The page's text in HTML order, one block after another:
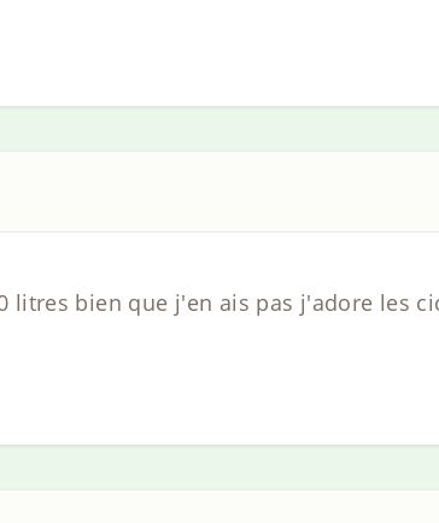
litres bien que j'en ais pas j'adore les